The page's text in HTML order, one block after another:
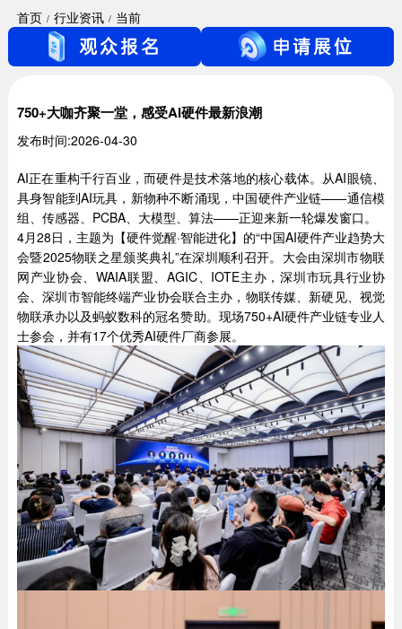
首页 行业资讯 当前
750+大咖齐聚一堂，感受AI硬件最新浪潮
发布时间:2026-04-30
AI正在重构千行百业，而硬件是技术落地的核心载体。从AI眼镜、
具身智能到AI玩具，新物种不断涌现，中国硬件产业链——通信模
组、传感器、PCBA、大模型、算法——正迎来新一轮爆发窗口。
4月28日，主题为【硬件觉醒·智能进化】的“中国AI硬件产业趋势大
会暨2025物联之星颁奖典礼”在深圳顺利召开。大会由深圳市物联
网产业协会、WAIA联盟、AGIC、IOTE主办，深圳市玩具行业协
会、深圳市智能终端产业协会联合主办，物联传媒、新硬见、视觉
物联承办以及蚂蚁数科的冠名赞助。现场750+AI硬件产业链专业人
士参会，并有17个优秀AI硬件厂商参展。